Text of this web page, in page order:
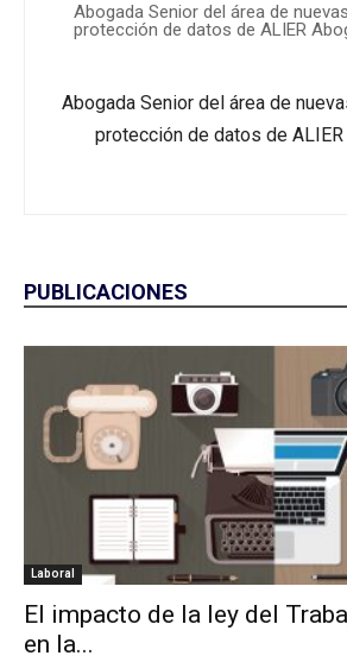
Abogada Senior del área de
protección de datos de ALIER
Abogada Senior del área de
protección de datos de
PUBLICACIONES
Laboral
El impacto de la ley del
en la...